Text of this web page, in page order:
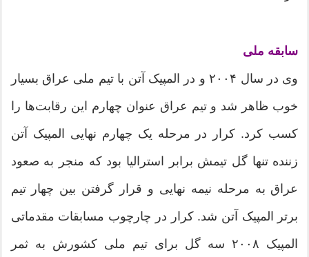
سابقه ملی
وی در سال ۲۰۰۴ و در المپیک آتن با تیم ملی عراق بسیار
خوب ظاهر شد و تیم عراق عنوان چهارم این رقابت‌ها را
کسب کرد. کرار در مرحله یک چهارم نهایی المپیک آتن
زننده تنها گل تیمش برابر استرالیا بود که منجر به صعود
عراق به مرحله نیمه نهایی و قرار گرفتن بین چهار تیم
برتر المپیک آتن شد. کرار در چارچوب مسابقات مقدماتی
المپیک ۲۰۰۸ سه گل برای تیم ملی کشورش به ثمر